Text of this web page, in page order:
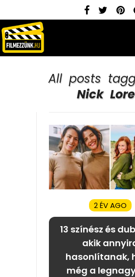
All posts
Nick
2 ÉV AGO
13 színész és
akik
hasonlítanak,
még a